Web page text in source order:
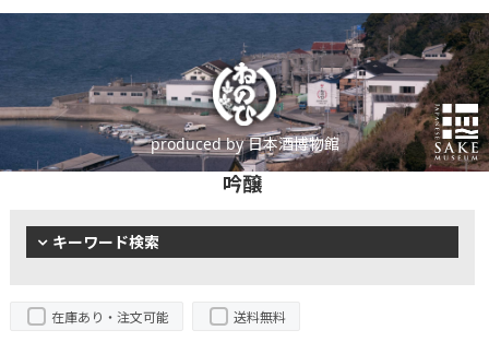
produced by 日本酒博物館
吟醸
キーワード検索
在庫あり・注文可能 送料無料